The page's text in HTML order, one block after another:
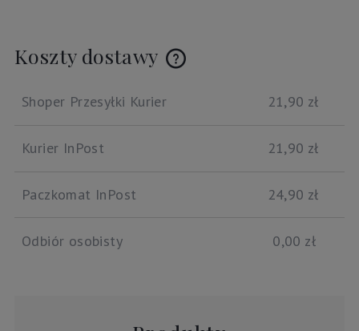
Koszty dostawy
Cena nie zawiera ewentualnych kosztów płatności
Shoper Przesyłki Kurier 21,90 zł
Kurier InPost 21,90 zł
Paczkomat InPost 24,90 zł
Odbiór osobisty 0,00 zł